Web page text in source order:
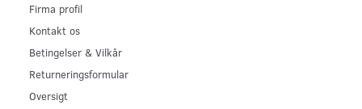
Firma profil
Kontakt os
Betingelser & Vilkår
Returneringsformular
Oversigt